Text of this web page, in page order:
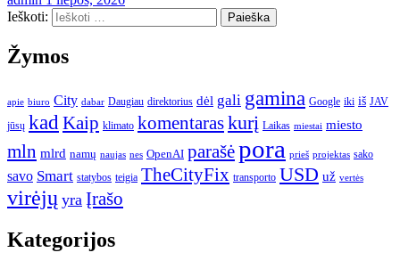
Ieškoti:
Žymos
apie biuro City dabar Daugiau direktorius dėl gali gamina Google iki iš JAV
jūsų kad Kaip klimato komentaraskurį Laikas miestai miesto
mln mlrd namų naujas nes OpenAI parašėpora prieš projektas sako
savo Smart statybos teigia TheCityFix transporto USD už vertės
virėjų yra Įrašo
Kategorijos